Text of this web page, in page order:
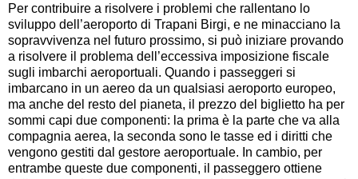
Per contribuire a risolvere i problemi che rallentano lo
sviluppo dell’aeroporto di Trapani Birgi, e ne minacciano la
sopravvivenza nel futuro prossimo, si può iniziare provando
a risolvere il problema dell’eccessiva imposizione fiscale
sugli imbarchi aeroportuali. Quando i passeggeri si
imbarcano in un aereo da un qualsiasi aeroporto europeo,
ma anche del resto del pianeta, il prezzo del biglietto ha per
sommi capi due componenti: la prima è la parte che va alla
compagnia aerea, la seconda sono le tasse ed i diritti che
vengono gestiti dal gestore aeroportuale. In cambio, per
entrambe queste due componenti, il passeggero ottiene